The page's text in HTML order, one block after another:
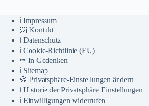
ℹ️ Impressum
📨 Kontakt
ℹ️ Datenschutz
ℹ️ Cookie-Richtlinie (EU)
⚰️ In Gedenken
ℹ️ Sitemap
🍪 Privatsphäre-Einstellungen ändern
ℹ️ Historie der Privatsphäre-Einstellungen
ℹ️ Einwilligungen widerrufen